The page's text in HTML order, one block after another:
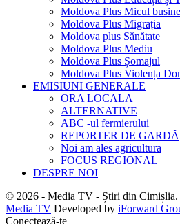
Moldova Plus Micul
Moldova Plus Migrația
Moldova plus Sănătate
Moldova Plus Mediu
Moldova Plus Șomajul
Moldova Plus Violența
EMISIUNI GENERALE
ORA LOCALA
ALTERNATIVE
ABC -ul fermierului
REPORTER DE GARDĂ
Noi am ales agricultura
FOCUS REGIONAL
DESPRE NOI
© 2026 - Media TV - Știri din Cimișlia.
Media TV Developed by iForward
Conectează-te